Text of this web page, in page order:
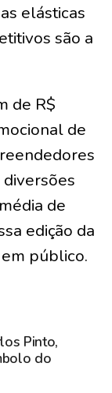
elásticas
são a
de R$
de
de
edição da
público.
Pinto,
do